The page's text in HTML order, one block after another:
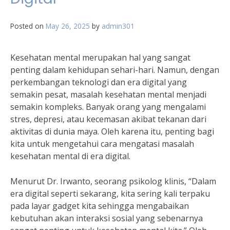
Posted on May 26, 2025 by admin301
Kesehatan mental merupakan hal yang sangat
penting dalam kehidupan sehari-hari. Namun, dengan
perkembangan teknologi dan era digital yang
semakin pesat, masalah kesehatan mental menjadi
semakin kompleks. Banyak orang yang mengalami
stres, depresi, atau kecemasan akibat tekanan dari
aktivitas di dunia maya. Oleh karena itu, penting bagi
kita untuk mengetahui cara mengatasi masalah
kesehatan mental di era digital.
Menurut Dr. Irwanto, seorang psikolog klinis, “Dalam
era digital seperti sekarang, kita sering kali terpaku
pada layar gadget kita sehingga mengabaikan
kebutuhan akan interaksi sosial yang sebenarnya